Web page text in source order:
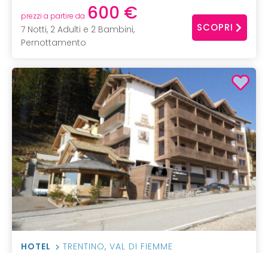
prezzi a partire da 600 €
7 Notti, 2 Adulti e 2 Bambini,
Pernottamento
SCOPRI
HOTEL TRENTINO, VAL DI FIEMME